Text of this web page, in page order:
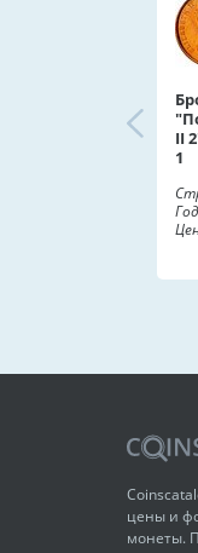
II
1
Год
цены и
монеты.